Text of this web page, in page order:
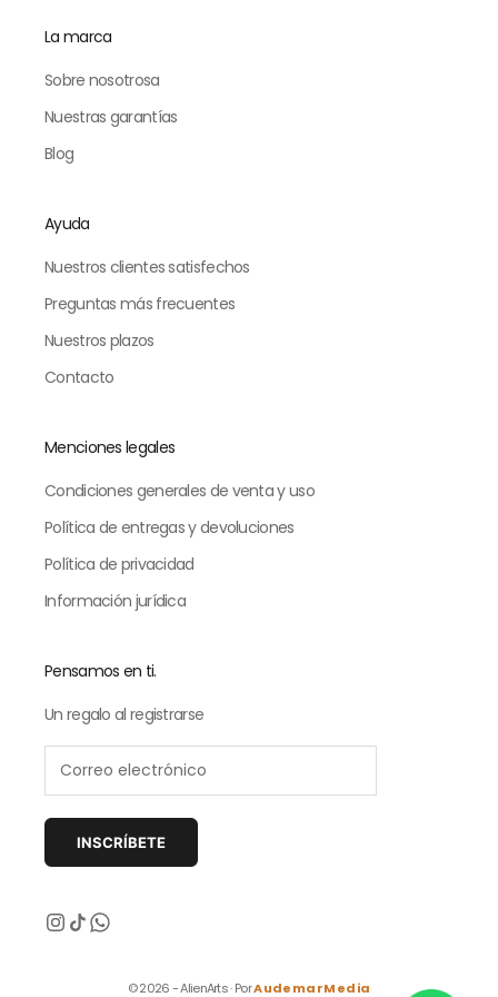
La marca
Sobre nosotrosa
Nuestras garantías
Blog
Ayuda
Nuestros clientes satisfechos
Preguntas más frecuentes
Nuestros plazos
Contacto
Menciones legales
Condiciones generales de venta y uso
Política de entregas y devoluciones
Política de privacidad
Información jurídica
Pensamos en ti.
Un regalo al registrarse
INSCRÍBETE
© 2026 - AlienArts · PorAudemarMedia